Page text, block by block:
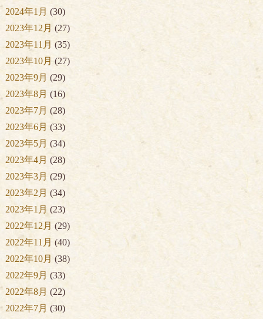
2024年1月 (30)
2023年12月 (27)
2023年11月 (35)
2023年10月 (27)
2023年9月 (29)
2023年8月 (16)
2023年7月 (28)
2023年6月 (33)
2023年5月 (34)
2023年4月 (28)
2023年3月 (29)
2023年2月 (34)
2023年1月 (23)
2022年12月 (29)
2022年11月 (40)
2022年10月 (38)
2022年9月 (33)
2022年8月 (22)
2022年7月 (30)